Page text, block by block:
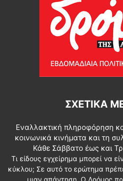
ΣΧΕΤΙΚΆ
Εναλλακτική πληροφόρηση
κοινωνικά κινήματα και τη
Κάθε Σάββατο έως και
Τι είδους εγχείρημα μπορεί να
κύκλου; Σε αυτό το ερώτημα
μιαν απάντηση. Ο Δρόμος